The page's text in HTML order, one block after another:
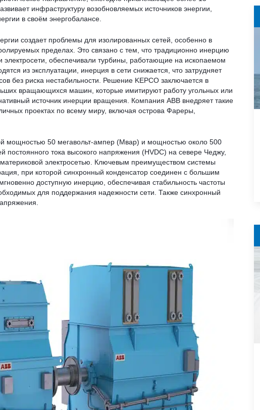
инфраструктуру возобновляемых источников энергии,
в своём энергобалансе.
создает проблемы для изолированных сетей, особенно в
пределах. Это связано с тем, что традиционно инерцию
обеспечивали турбины, работающие на ископаемом
из эксплуатации, инерция в сети снижается, что затрудняет
без риска нестабильности. Решение KEPCO заключается в
вращающихся машин, которые имитируют работу угольных или
источник инерции вращения. Компания ABB внедряет такие
проектах по всему миру, включая острова Фареры,
мощностью 50 мегавольт-ампер (Мвар) и мощностью около 500
постоянного тока высокого напряжения (HVDC) на севере Чеджу,
электросетью. Ключевым преимуществом системы
при которой синхронный конденсатор соединен с большим
доступную инерцию, обеспечивая стабильность частоты
для поддержания надежности сети. Также синхронный